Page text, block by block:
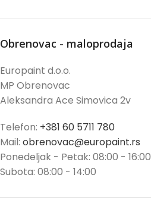
Obrenovac - maloprodaja
Europaint d.o.o.
MP Obrenovac
Aleksandra Ace Simovica 2v
Telefon: +381 60 5711 780
Mail: obrenovac@europaint.rs
Ponedeljak - Petak: 08:00 - 16:00
Subota: 08:00 - 14:00